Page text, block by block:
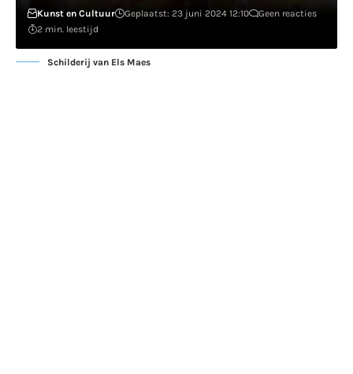
Kunst en Cultuur Geplaatst: 23 juni 2024 12:10
Geen reacties
2 min. leestijd
Schilderij van Els Maes